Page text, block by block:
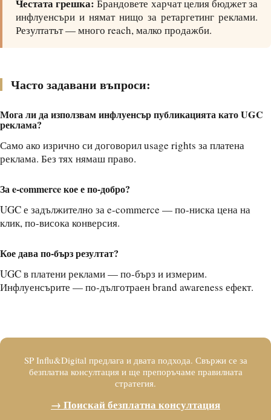
Честата грешка: Брандовете харчат целия бюджет за
инфлуенсъри и нямат нищо за ретаргетинг реклами.
Резултатът — много reach, малко продажби.
Часто задавани въпроси:
Мога ли да използвам инфлуенсър публикацията като UGC
реклама?
Само ако изрично си договорил usage rights за платена
реклама. Без тях нямаш право.
За e-commerce кое е по-добро?
UGC е задължително за e-commerce — по-ниска цена на
клик, по-висока конверсия.
Кое дава по-бърз резултат?
UGC в платени реклами — по-бърз и измерим.
Инфлуенсърите — по-дълготраен brand awareness ефект.
SP Influ&Digital предлага и двата подхода. Свържи се за
безплатна консултация и ще препоръчаме правилната
стратегия.
→ Поискай безплатна консултация